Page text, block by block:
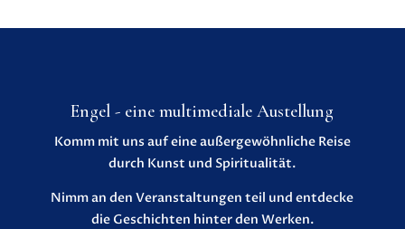
Engel - eine multimediale Austellung
Komm mit uns auf eine außergewöhnliche Reise
durch Kunst und Spiritualität.
Nimm an den Veranstaltungen teil und entdecke
die Geschichten hinter den Werken.